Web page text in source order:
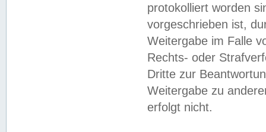
protokolliert worden
vorgeschrieben ist,
Weitergabe im Falle
Rechts- oder
Dritte zur
Weitergabe zu
erfolgt nicht.